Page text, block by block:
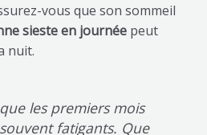
vous que son sommeil
sieste en journéepeut
nuit.
les premiers mois
fatigants. Que